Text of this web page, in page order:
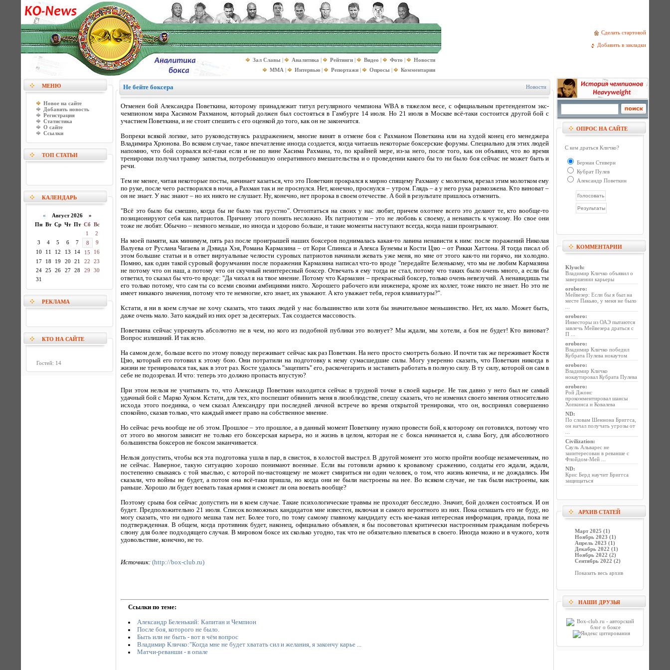
Сделать стартовой
Добавить в закладки
Зал Славы | Аналитика | Рейтинги | Видео | Фото |
Новости
MMA | Интервью | Репортажи | Опросы | Комментарии
МЕНЮ
Новое на сайте
Добавить новость
Регистрация
Статистика
О сайте
Ссылки
ТОП СТАТЬИ
КАЛЕНДАРЬ
« Август 2026 »
Пн Вт Ср Чт Пт Сб Вс
1
2
3
4 5 6 7 8
9
10
11 12 13 14 15
16
17
18 19 20 21 22
23
24
25 26 27 28 29
30
31
РЕКЛАМА
КТО НА САЙТЕ
Гостей: 14
Не бейте боксера Новости
Отменен бой Александра Поветкина, которому принадлежит титул регулярного чемпиона WBA в тяжелом весе, с официальным претендентом экс-
чемпионом мира Хасимом Рахманом, который должен был состояться в Гамбурге 14 июля. Но 21 июля в Москве всё-таки состоится другой бой с
участием Поветкина, и не стоит спешить с его оценкой до того, как он не закончится.
Вопреки всякой логике, зато руководствуясь раздражением, многие винят в отмене боя с Рахманом Поветкина или на худой конец его менеджера
Владимира Хрюнова. Во всяком случае, такое впечатление иногда создается, когда читаешь некоторые боксерские форумы. Специально для этих людей
напомню, что бой сорвался всё-таки если и не по вине Хасима Рахмана, то, по крайней мере, из-за него, после того, как он объявил, что во время
тренировки получил травму запястья, потребовавшую оперативного вмешательства и о проведении какого бы то ни было боя сейчас не может быть и
речи.
Тем не менее, читая некоторые посты, начинает казаться, что это Поветкин прокрался к мирно спящему Рахману с молотком, врезал этим молотком ему
по руке, после чего растворился в ночи, а Рахман так и не проснулся. Нет, конечно, проснулся – утром. Глядь – а у него рука размозжена. Кто виноват –
он не знает. У нас знают – но их никто не слушает. Ну, конечно, нет пророка в своем отечестве. А бой в результате пришлось отменить.
"Всё это было бы смешно, когда бы не было так грустно". Оттоптаться на своих у нас любят, причем охотнее всего это делают те, кто вообще-то
позиционируют себя как патриотов. Причину этого понять несложно. Их патриотизм – это не любовь к своему, а ненависть к чужому. Но свое они
тоже не любят. Обычно – немного меньше, но иногда и здорово больше, и такие моменты наступают всегда, когда наши проигрывают.
На моей памяти, как минимум, пять раз после проигрышей наших боксеров поднималась какая-то лавина ненависти к ним: после поражений Николая
Валуева от Руслана Чагаева и Дэвида Хэя, Романа Кармазина – от Кори Спинкса и Алекса Бунемы и Кости Цзю – от Рикки Хаттона. Я тогда писал об
этом большие статьи и в ответ виртуальные челюсти суровых патриотов начинали жевать уже меня, но мне от этого как-то ни горячо, ни холодно.
Помню, как один такой суровый форумчанин после поражения Кармазина написал что-то вроде "передайте Беленькому, что мы не любим Кармазина
не потому что он наш, а потому что он скучный неинтересный боксер. Отвечать я ему тогда не стал, потому что таких было очень много, а если бы
ответил, то сказал бы что-то вроде: "Да чихал я на твое мнение. Потому что Кармазин – прекрасный боксер, только очень невезучий. А ненавидишь ты
его только потому, что сам ты со всеми своими амбициями никто. Хорошего рабочего или инженера, кроме их коллег, тоже никто не знает. Но это не
имеет никакого значения, потому что те немногие, кто знает, их уважают. А кто уважает тебя, героя клавиатуры?".
Кстати, я ни в коем случае не хочу сказать, что таких людей у нас большинство или хотя бы значительное меньшинство. Нет, их мало. Может быть,
даже очень мало. Зато каждый из них орет за десятерых. Так создается массовость.
Поветкина сейчас упрекнуть абсолютно не в чем, но кого из подобной публики это волнует? Мы ждали, мы хотели, а боя не будет! Кто виноват?
Вопрос излишний. И так ясно.
На самом деле, больше всего по этому поводу переживает сейчас как раз Поветкин. На него просто смотреть больно. И почти так же переживает Костя
Цзю, который его готовил к этому бою. Они потратили на подготовку к нему сумасшедшие силы. Могу уверенно сказать, что Поветкин никогда в
жизни не тренировался так, как в этот раз. Косте удалось "зацепить" его, раскочегарить и заставить работать в полную силу. В ту силу, которой он сам в
себе не подозревал. И что: теперь это должно пропасть впустую?
При этом нельзя не учитывать то, что Александр Поветкин находится сейчас в трудной точке в своей карьере. Не так давно у него был не самый
удачный бой с Марко Хуком. Кстати, для тех, кто поспешит обвинить меня в лизоблюдстве, спешу сказать, что не изменил своего мнения относительно
исхода этого поединка, о чем сказал Александру при последней личной встрече во время открытой тренировки, что он, воспринял совершенно
спокойно, сказав только, что каждый имеет право на собственное мнение.
Но сейчас речь вообще не об этом. Прошлое – это прошлое, а в данный момент Поветкину нужно провести бой, к которому он готовился, потому что
от этого во многом зависит не только его боксерская карьера, но и жизнь в целом, которая не с бокса начинается и, слава Богу, для абсолютного
большинства боксеров не боксом заканчивается.
Нельзя допустить, чтобы вся эта подготовка ушла в пар, в свисток, в холостой выстрел. В другой момент это могло пройти вообще незамеченным, но
не сейчас. Наверное, такую ситуацию хорошо понимают военные. Если вы готовили армию к кровавому сражению, солдаты его ждали, ждали,
постепенно свыкаясь с той мыслью, с которой по-настоящему не может смириться ни один человек, о том, что жизнь конечна, и не дождались. Им
сказали, что войны не будет, а потом она всё-таки пришла, но когда они не были настроены на нее. Во всяком случае, не так были настроены, как
раньше. Хорошо ли будет воевать такая армия и сможет ли она воевать вообще?
Поэтому срыва боя сейчас допустить ни в коем случае. Такие психологические травмы не проходят бесследно. Значит, бой должен состояться. И он
будет. Предположительно 21 июля. Список возможных кандидатов мне известен, включая и самого вероятного из них. Пока оглашать его не буду, но
могу сказать, что ни одного мешка там нет. Более того, по тому самому главному кандидату есть кое-какая интересная информация, правда, пока не
подтвержденная. В общем, когда противник будет, наконец, официально объявлен, я бы посоветовал критически настроенным гражданам поберечь
слюну для более подходящего случая. В мировом боксе их сколько угодно, так что не обязательно плеваться в своего. Иногда можно и в чужого, хотя
удовольствие, конечно, не то.
Источник: (http://box-club.ru)
Ссылки по теме:
Александр Беленький: Капитан и Чемпион
После боя, которого не было.
Быть или не быть - вот в чём вопрос
Владимир Кличко:"Когда мне не будет хватать сил и желания, я закончу карье ...
Матчи-реванши - в опале
ОПРОС НА САЙТЕ
С кем драться Кличко?
Берман Стиверн
Кубрат Пулев
Александр Поветкин
КОММЕНТАРИИ
Klyuch:
Владимир Кличко объявил о
завершении карьеры
oroboro:
Мейвезер: Если бы я был на
месте Пакьяо, у меня не было
oroboro:
Инвесторы из ОАЭ пытаются
завлечь Мейвезера драться с
П ...
oroboro:
Владимир Кличко победил
Кубрата Пулева нокаутом
oroboro:
Владимир Кличко
нокаутировал Кубрата Пулева
oroboro:
Рой Джонс
прокомментировал шансы
Хопкинса и Ковалева
ND:
По словам Шеннона Бриггса,
он начал получать угрозы от
Civilization:
Сауль Альварес не
заинтересован в реванше с
Флойдом-Мей ...
ND:
Крис Берд научит Бриггса
защищаться
АРХИВ СТАТЕЙ
Март 2025 (1)
Ноябрь 2023 (1)
Апрель 2023 (1)
Декабрь 2022 (1)
Ноябрь 2022 (2)
Сентябрь 2022 (2)
Показать весь архив
НАШИ ДРУЗЬЯ